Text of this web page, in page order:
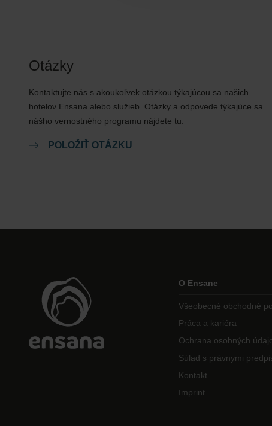
Otázky
Kontaktujte nás s akoukoľvek otázkou týkajúcou sa našich
hotelov Ensana alebo služieb. Otázky a odpovede týkajúce sa
nášho vernostného programu nájdete tu.
POLOŽIŤ OTÁZKU
O Ensane
Všeobecné obchodné
Práca a kariéra
Ochrana osobných
Súlad s právnymi
Kontakt
Imprint